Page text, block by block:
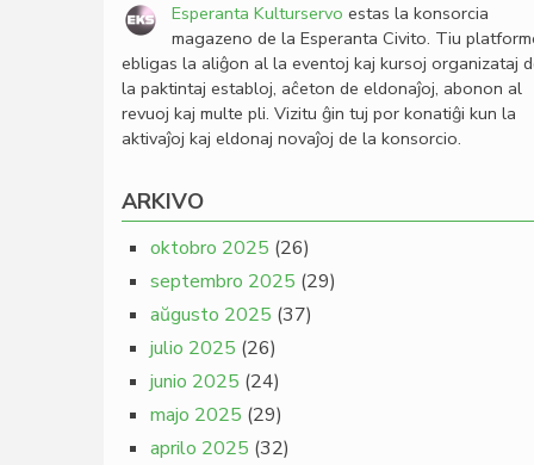
Esperanta Kulturservo estas la konsorcia
magazeno de la Esperanta Civito. Tiu
ebligas la aliĝon al la eventoj kaj kursoj organizataj
la paktintaj establoj, aĉeton de eldonaĵoj, abonon al
revuoj kaj multe pli. Vizitu ĝin tuj por konatiĝi kun la
aktivaĵoj kaj eldonaj novaĵoj de la konsorcio.
ARKIVO
oktobro 2025 (26)
septembro 2025 (29)
aŭgusto 2025 (37)
julio 2025 (26)
junio 2025 (24)
majo 2025 (29)
aprilo 2025 (32)